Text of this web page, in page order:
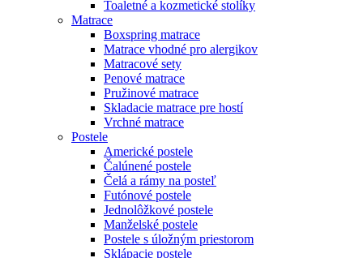
Toaletné a kozmetické stolíky
Matrace
Boxspring matrace
Matrace vhodné pro alergikov
Matracové sety
Penové matrace
Pružinové matrace
Skladacie matrace pre hostí
Vrchné matrace
Postele
Americké postele
Čalúnené postele
Čelá a rámy na posteľ
Futónové postele
Jednolôžkové postele
Manželské postele
Postele s úložným priestorom
Sklápacie postele